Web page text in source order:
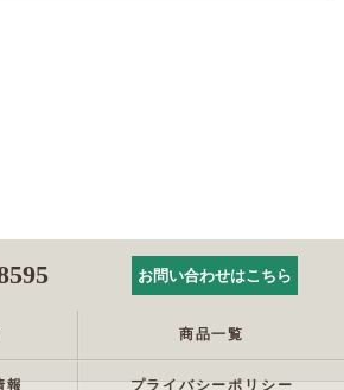
お問い合わせはこちら
商品一覧
報 プライバシーポリシー